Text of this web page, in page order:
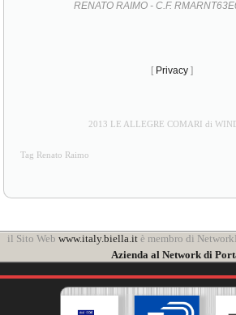
RENATO RAIMO - C.F.
[ Privacy ]
2013 LE ALLEGRE COMARI di
Tag Renato Raimo
il Sito Web www.italy.biella.it è membro di
Azienda al Network di